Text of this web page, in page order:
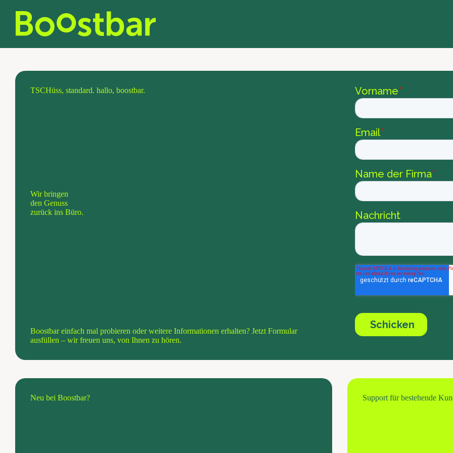
Inhalt
springen
TSCHüss, standard. hallo, boostbar.
Wir bringen
den Genuss
zurück ins Büro.
Boostbar einfach mal probieren oder weitere Informationen erhalten? Jetzt Formular
ausfüllen – wir freuen uns, von Ihnen zu hören.
Neu bei Boostbar? Support für bestehende